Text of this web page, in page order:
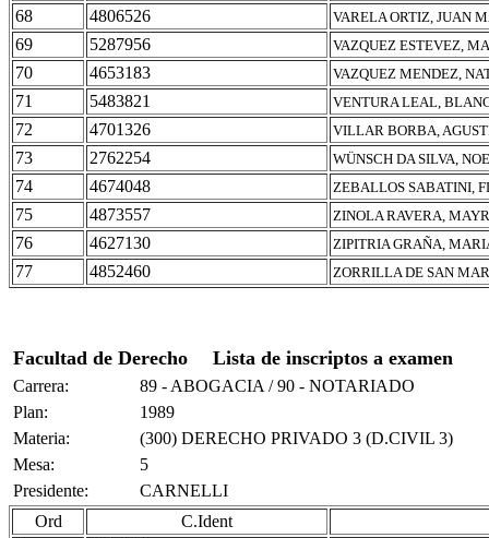
68 4806526 VARELA ORTIZ, JUAN
69 5287956 VAZQUEZ ESTEVEZ,
70 4653183 VAZQUEZ MENDEZ,
71 5483821 VENTURA LEAL,
72 4701326 VILLAR BORBA,
73 2762254 WÜNSCH DA SILVA,
74 4674048 ZEBALLOS SABATINI,
75 4873557 ZINOLA RAVERA,
76 4627130 ZIPITRIA GRAÑA,
77 4852460 ZORRILLA DE SAN
Facultad de Derecho Lista de inscriptos a examen
Carrera:
89 - ABOGACIA / 90 - NOTARIADO
Plan:
1989
Materia:
(300) DERECHO PRIVADO 3 (D.CIVIL 3)
Mesa:
5
Presidente:
CARNELLI
Ord
C.Ident